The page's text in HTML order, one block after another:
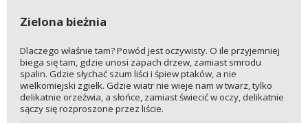
Zielona bieżnia
Dlaczego właśnie tam? Powód jest oczywisty. O ile przyjemniej
biega się tam, gdzie unosi zapach drzew, zamiast smrodu
spalin. Gdzie słychać szum liści i śpiew ptaków, a nie
wielkomiejski zgiełk. Gdzie wiatr nie wieje nam w twarz, tylko
delikatnie orzeźwia, a słońce, zamiast świecić w oczy, delikatnie
sączy się rozproszone przez liście.